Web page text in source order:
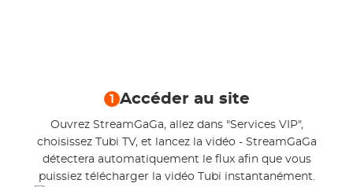
1 Accéder au site
Ouvrez StreamGaGa, allez dans "Services VIP",
choisissez Tubi TV, et lancez la vidéo - StreamGaGa
détectera automatiquement le flux afin que vous
puissiez télécharger la vidéo Tubi instantanément.